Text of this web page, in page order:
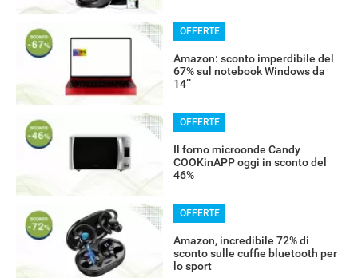
OFFERTE
Amazon: sconto imperdibile del
67% sul notebook Windows da
14’’
OFFERTE
Il forno microonde Candy
COOKinAPP oggi in sconto del
46%
OFFERTE
Amazon, incredibile 72% di
sconto sulle cuffie bluetooth per
lo sport